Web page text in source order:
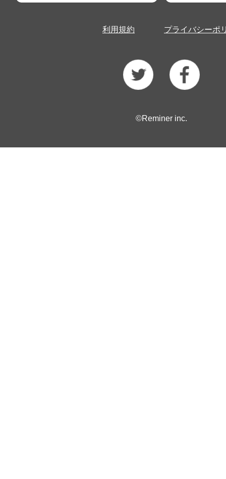
利用規約 プライバシーポ
©Reminer inc.